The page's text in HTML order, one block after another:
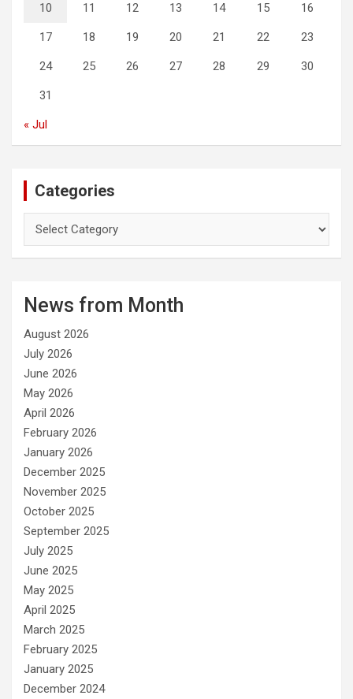
10 11 12 13 14 15 16
17 18 19 20 21 22 23
24 25 26 27 28 29 30
31
« Jul
Categories
o
i
e
s
News from Month
August 2026
July 2026
June 2026
May 2026
April 2026
February 2026
January 2026
December 2025
November 2025
October 2025
September 2025
July 2025
June 2025
May 2025
April 2025
March 2025
February 2025
January 2025
December 2024